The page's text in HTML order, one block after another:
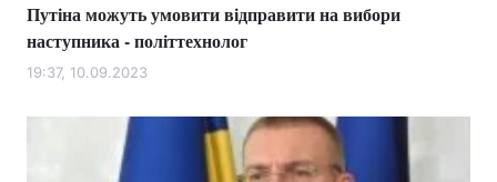
Путіна можуть умовити відправити на вибори
наступника - політтехнолог
19:37, 10.09.2023